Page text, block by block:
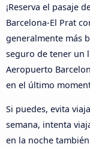
¡Reserva el pasaje
Barcelona-El Prat
generalmente más
seguro de tener un
Aeropuerto
en el último
Si puedes, evita
semana, intenta
en la noche